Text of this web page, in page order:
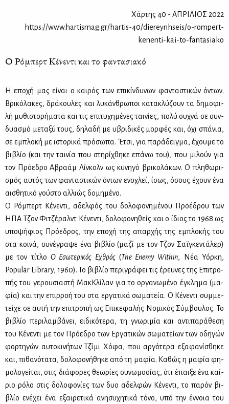
Χάρτης 40 - ΑΠΡΙΛΙΟΣ 2022
https://www.hartismag.gr/hartis-40/diereynhseis/o-rompert-
kenenti-kai-to-fantasiako
Ο Ρόμπερτ Κένεντι και το φαντασιακό
Η επο­χή μας εί­ναι ο και­ρός των επι­κίν­δυ­νων φα­ντα­στι­κών όντων.
Βρι­κό­λα­κες, δρά­κου­λες και λυ­κάν­θρω­ποι κα­τα­κλύ­ζουν τα δη­μο­φι­
λή μυ­θι­στο­ρή­μα­τα και τις επι­τυ­χη­μέ­νες ται­νί­ες, πο­λύ συ­χνά σε συν­
δυα­σμό με­τα­ξύ τους, δη­λα­δή με υβρι­δι­κές μορ­φές και, όχι σπά­νια,
σε εμπλο­κή με ιστο­ρι­κά πρό­σω­πα. Έτσι, για πα­ρά­δειγ­μα, έχου­με το
βι­βλίο (και την ται­νία που στη­ρί­χθη­κε επά­νω του), που μι­λούν για
τον Πρό­ε­δρο Αβρα­άμ Λίν­κολν ως κυ­νη­γό βρι­κο­λά­κων. Ο πλη­θω­ρι­
σμός αυ­τός των φα­ντα­στι­κών όντων ενο­χλεί, ίσως, όσους έχουν ένα
αι­σθη­τι­κό γού­στο αλ­λιώς δο­μη­μέ­νο.
Ο Ρό­μπερτ Κέ­νε­ντι, αδελ­φός του δο­λο­φο­νη­μέ­νου Προ­έ­δρου των
ΗΠΑ Τζoν Φι­τζέ­ραλντ Κέ­νε­ντι, δο­λο­φο­νη­θείς και ο ίδιος το 1968 ως
υπο­ψή­φιος Πρό­ε­δρος, την επο­χή της απαρ­χής της εμπλο­κής του
στα κοι­νά, συ­νέ­γρα­ψε ένα βι­βλίο (μα­ζί με τον Τζον Σαϊ­γκε­ντά­λερ)
με τον τί­τλο Ο Εσω­τε­ρι­κός Εχθρός(The Enemy Within, Νέα Υόρ­κη,
Popular Library, 1960). Το βι­βλίο πε­ρι­γρά­φει τις έρευ­νες της Επι­τρο­
πής του γε­ρου­σια­στή Μακ­Κλί­λαν για το ορ­γα­νω­μέ­νο έγκλη­μα (μα­
φία) και την επιρ­ροή του στα ερ­γα­τι­κά σω­μα­τεία. Ο Κέ­νε­ντι συμ­με­
τεί­χε σε αυ­τή την επι­τρο­πή ως Επι­κε­φα­λής Νο­μι­κός Σύμ­βου­λος. Το
βι­βλίο πε­ρι­λαμ­βά­νει, ει­δι­κό­τε­ρα, τη γνω­ρι­μία και αντι­πα­ρά­θε­ση
του Κέ­νε­ντι με τον Πρό­ε­δρο των Ερ­γα­τι­κών σω­μα­τεί­ων των οδη­γών
φορ­τη­γών αυ­το­κι­νή­των Τζί­μι Χό­φα, που αρ­γό­τε­ρα εξα­φα­νί­σθη­κε
και, πι­θα­νό­τα­τα, δο­λο­φο­νή­θη­κε από τη μα­φία. Κα­θώς η μα­φία φη­
μο­λο­γεί­ται, στις διά­φο­ρες θε­ω­ρί­ες συ­νω­μο­σί­ας, ότι έπαι­ξε ένα καί­
ριο ρό­λο στις δο­λο­φο­νί­ες των δυο αδελ­φών Κέ­νε­ντι, το πα­ρόν βι­
βλίο ενέ­χει ένα εξαι­ρε­τι­κά ανη­συ­χη­τι­κά τό­νο, υπό την έν­νοια του